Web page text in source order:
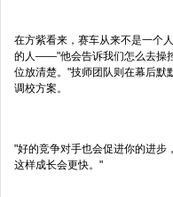
在方紫看来，赛车从来不是一个
的人——"他会告诉我们怎么去操
位放清楚。"技师团队则在幕后默
调校方案。
"好的竞争对手也会促进你的进步
这样成长会更快。"